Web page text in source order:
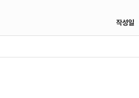
작성일